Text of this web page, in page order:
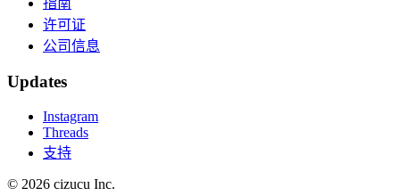
指南
许可证
公司信息
Updates
Instagram
Threads
支持
© 2026 cizucu Inc.